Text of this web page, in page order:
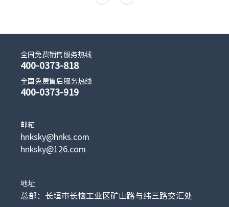
全国免费销售服务热线
400-0373-818
全国免费售后服务热线
400-0373-919
邮箱
hnksky@hnks.com
hnksky@126.com
地址
总部：长垣市长恼工业区矿山路与纬三路交汇处